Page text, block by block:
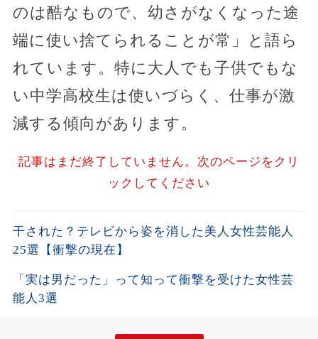
のは酷なもので、幼さがなくなった途
端に使い捨てられることが常」と語ら
れています。特に大人でも子供でもな
い中学高校生は使いづらく、仕事が激
減する傾向があります。
記事はまだ終了していません。次のページをクリ
ックしてください
干された？テレビから姿を消した美人女性芸能人
25選【衝撃の現在】
「実は男だった」って知って衝撃を受けた女性芸
能人3選